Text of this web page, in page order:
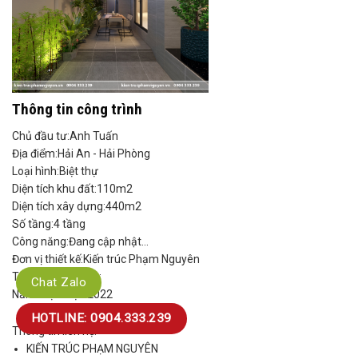
Thông tin công trình
Chủ đầu tư:Anh Tuấn
Địa điểm:Hải An - Hải Phòng
Loại hình:Biệt thự
Diện tích khu đất:110m2
Diện tích xây dựng:440m2
Số tầng:4 tầng
Công năng:Đang cập nhật...
Đơn vị thiết kế:Kiến trúc Phạm Nguyên
Tổng mức đầu tư:
Năm thực hiện:
2022
Thông tin liên hệ:
KIẾN TRÚC PHẠM NGUYÊN
Chat Zalo
HOTLINE: 0904.333.239